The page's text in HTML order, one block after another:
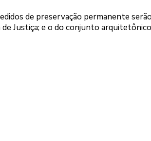
de preservação permanente serão
Justiça; e o do conjunto